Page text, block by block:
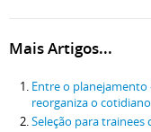
Mais Artigos...
Entre o planejamento
reorganiza o
Seleção para